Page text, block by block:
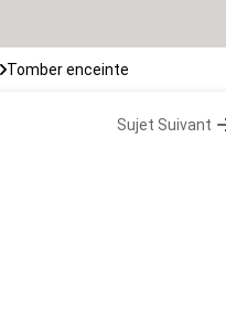
Tomber enceinte
Sujet Suivant